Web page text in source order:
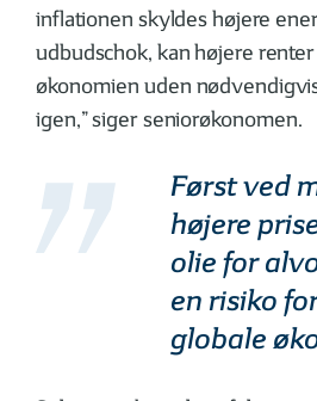
inflationen skyldes højere
udbudschok, kan højere
økonomien uden
igen,” siger seniorøkonomen.
Først ved
højere
olie for
en risiko
globale